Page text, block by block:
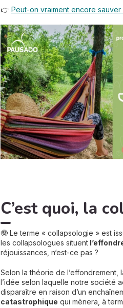
👉 Peut-on vraiment encore sauver
C’est quoi, la
🤓 Le terme « collapsologie » est
les collapsologues situent
réjouissances, n‘est-ce pas ?
Selon la théorie de l’effondrement,
l’idée selon laquelle notre société
disparaître en raison d’un
catastrophique qui mènera, à